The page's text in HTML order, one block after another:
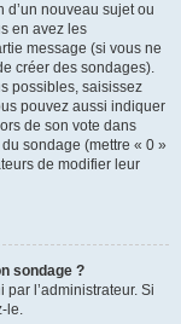
d’un nouveau sujet ou
en avez les
message (si vous ne
créer des sondages).
possibles, saisissez
pouvez aussi indiquer
de son vote dans
sondage (mettre « 0 »
de modifier leur
sondage ?
l’administrateur. Si
le.